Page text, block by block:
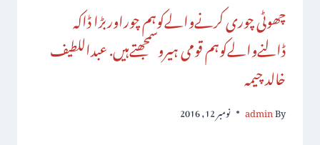
چھوٹی چوری کرنےوالےکوہم چوراوربڑا ڈاکہ
ڈالنےوالےکوہم قومی ہیروسمجھتےہیں. عبداللطیف
خالد چیمہ
By
admin نومبر 12, 2016